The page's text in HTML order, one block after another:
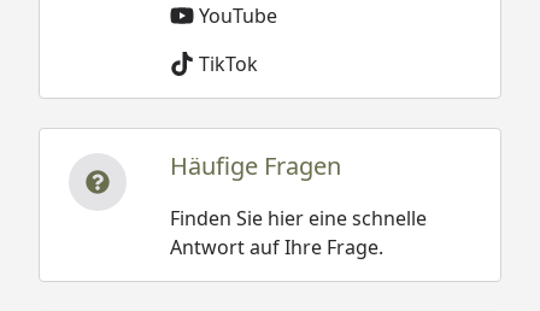
YouTube
TikTok
Häufige Fragen
Finden Sie hier eine schnelle
Antwort auf Ihre Frage.